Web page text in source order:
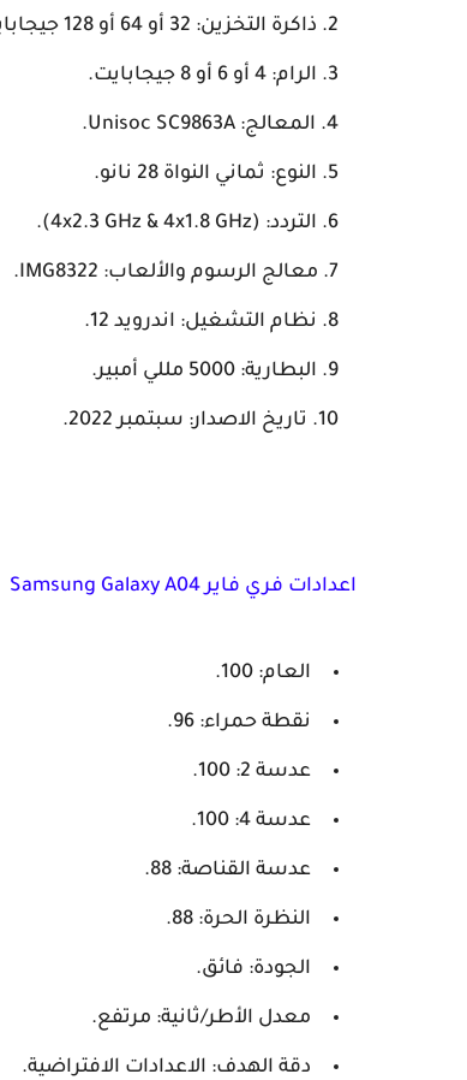
ذاكرة التخزين: 32 أو 64 أو 128 جيجابايت.
الرام: 4 أو 6 أو 8 جيجابايت.
المعالج: Unisoc SC9863A.
النوع: ثماني النواة 28 نانو.
التردد: (4x2.3 GHz & 4x1.8 GHz).
معالج الرسوم والألعاب: IMG8322.
نظام التشغيل: اندرويد 12.
البطارية: 5000 مللي أمبير.
تاريخ الاصدار: سبتمبر 2022.
اعدادات فري فاير Samsung Galaxy A04
العام: 100.
نقطة حمراء: 96.
عدسة 2: 100.
عدسة 4: 100.
عدسة القناصة: 88.
النظرة الحرة: 88.
الجودة: فائق.
معدل الأطر/ثانية: مرتفع.
دقة الهدف: الاعدادات الافتراضية.